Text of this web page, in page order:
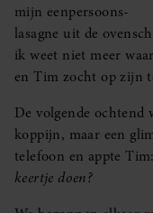
mijn eenpersoons-
lasagne uit de
ik weet niet meer
en Tim zocht op zijn
De volgende ochtend
koppijn, maar een
telefoon en appte Tim:
keertje doen?